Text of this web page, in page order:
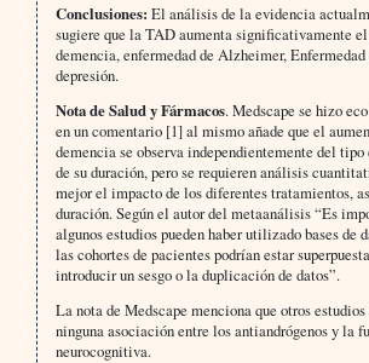
Conclusiones: El análisis de la evidencia
sugiere que la TAD aumenta significativamente el
demencia, enfermedad de Alzheimer, Enfermedad
depresión.
Nota de Salud y Fármacos. Medscape se hizo
en un comentario [1] al mismo añade que el
demencia se observa independientemente del
de su duración, pero se requieren análisis
mejor el impacto de los diferentes tratamientos,
duración. Según el autor del metaanálisis “Es
algunos estudios pueden haber utilizado bases de
las cohortes de pacientes podrían estar
introducir un sesgo o la duplicación de datos”.
La nota de Medscape menciona que otros
ninguna asociación entre los antiandrógenos y la
neurocognitiva.